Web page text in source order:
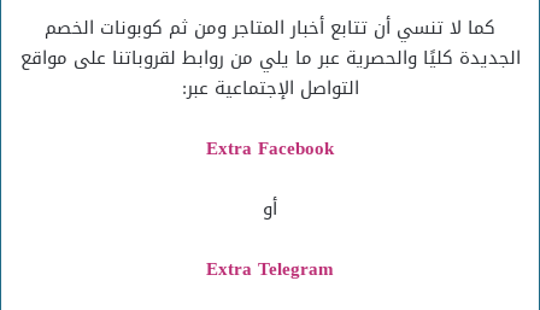
كما لا تنسي أن تتابع أخبار المتاجر ومن ثم كوبونات الخصم
الجديدة كليًا والحصرية عبر ما يلي من روابط لقروباتنا على مواقع
التواصل الإجتماعية عبر:
Extra Facebook
أو
Extra Telegram